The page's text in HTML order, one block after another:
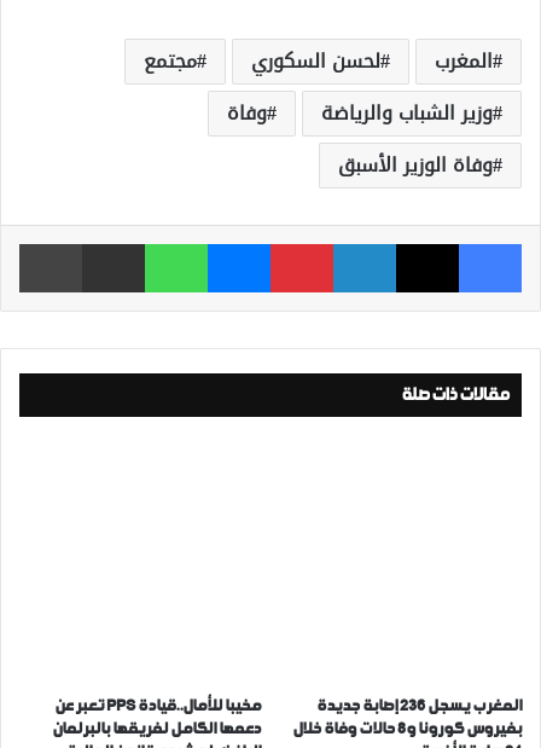
المغرب لحسن السكوري
مجتمع
وزير الشباب والرياضة
وفاة
وفاة الوزير الأسبق
فيسبوك ‫X لينكدإن بينتيريست ماسنجر واتساب مشاركة عبر البريد
مقالات ذات صلة
المغرب يسجل 236 إصابة جديدة
بفيروس كورونا و8 حالات وفاة خلال
مخيبا للأمال..قيادة PPS تعبر عن
دعمها الكامل لفريقها بالبرلمان